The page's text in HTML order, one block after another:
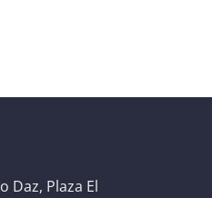
Daz, Plaza El